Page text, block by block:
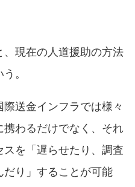
、現在の人道援助の方法
。
送金インフラでは様々
わるだけでなく、それ
を「遅らせたり、調査
だり」することが可能